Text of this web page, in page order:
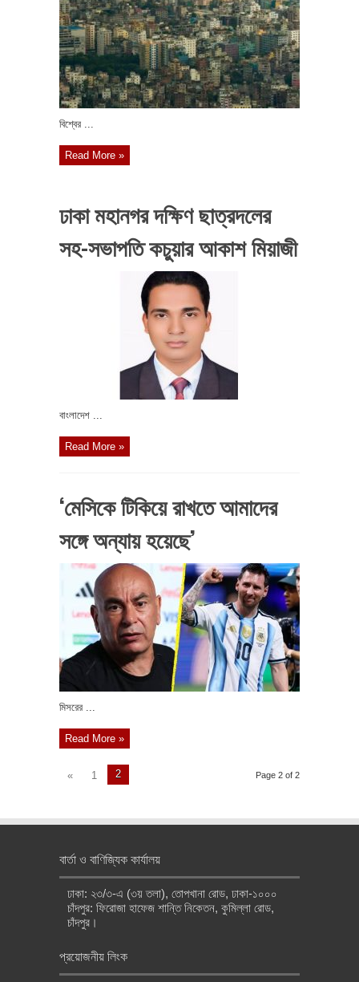
বিশ্বের ...
Read More »
ঢাকা মহানগর দক্ষিণ ছাত্রদলের
সহ-সভাপতি কচুয়ার আকাশ মিয়াজী
বাংলাদেশ ...
Read More »
‘মেসিকে টিকিয়ে রাখতে আমাদের
সঙ্গে অন্যায় হয়েছে’
মিসরের ...
Read More »
Page 2 of 2
« 1 2
বার্তা ও বাণিজ্যিক কার্যালয়
ঢাকা: ২৩/৩-এ (৩য় তলা), তোপখানা রোড, ঢাকা-১০০০
চাঁদপুর: ফিরোজা হাফেজ শান্তি নিকেতন, কুমিল্লা রোড,
চাঁদপুর।
প্রয়োজনীয় লিংক